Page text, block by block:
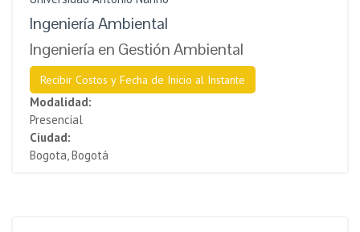
Ingeniería Ambiental
Ingeniería en Gestión Ambiental
Recibir Costos y Fecha de Inicio al Instante
Modalidad:
Presencial
Ciudad:
Bogota, Bogotá